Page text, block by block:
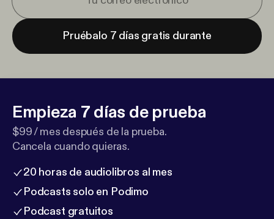
Pruébalo 7 días gratis durante
Empieza 7 días de prueba
$99 / mes después de la prueba.
Cancela cuando quieras.
20 horas de audiolibros al mes
Podcasts solo en Podimo
Podcast gratuitos